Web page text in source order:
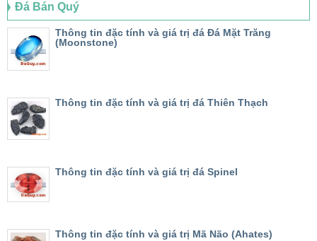
Đá Bán Quý
Thông tin đặc tính và giá trị đá Đá Mặt Trăng
(Moonstone)
Thông tin đặc tính và giá trị đá Thiên Thạch
Thông tin đặc tính và giá trị đá Spinel
Thông tin đặc tính và giá trị Mã Não (Ahates)